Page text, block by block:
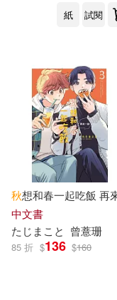
呂建秋（主編
喬安娜‧柯爾(5)
喬安娜．柯爾(5)
塔妮莎．秋恩
天路ゆうつづ(5)
中國法制出版
元華文創股份
北京科學技術
古吳軒出版社
吉林科學技術
紙 試閱
秋想和春一起吃飯 再
中文書
たじまこと 曾薏珊
85 折 $136 $160